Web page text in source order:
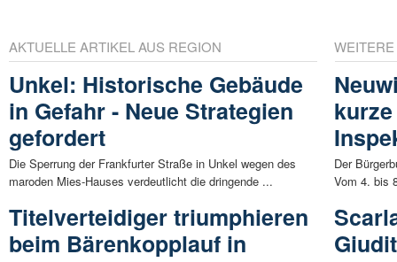
AKTUELLE ARTIKEL AUS REGION
Unkel: Historische Gebäude
in Gefahr - Neue Strategien
gefordert
Die Sperrung der Frankfurter Straße in Unkel wegen des
maroden Mies-Hauses verdeutlicht die dringende ...
Titelverteidiger triumphieren
beim Bärenkopplauf in
Der
Vom 4. bis